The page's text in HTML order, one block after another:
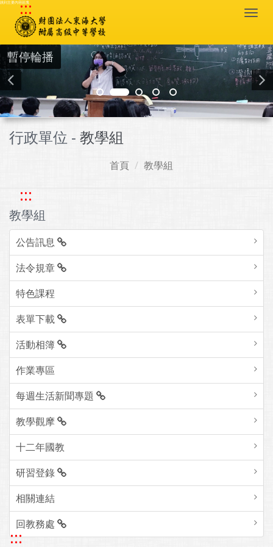
跳到主要內容區塊
:::
暫停輪播
行政單位 - 教學組
首頁 教學組
:::
教學組
公告訊息
法令規章
特色課程
表單下載
活動相簿
作業專區
每週生活新聞專題
教學觀摩
十二年國教
研習登錄
相關連結
回教務處
:::